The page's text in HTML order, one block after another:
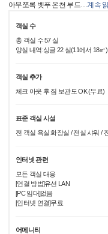
아무쪼록 벳푸 온천 부드…계속
객실 수
총 객실 수 57 실
양실 내역:싱글 22 실(11에서 18㎡
객실 추가
체크 아웃 후 짐 보관도 OK (무료)
표준 객실 시설
전 객실 욕실 화장실 / 전실 샤워 /
인터넷 관련
모든 객실 대응
[연결 방법]유선 LAN
[PC 임대]없음
[인터넷 연결]무료
어메니티